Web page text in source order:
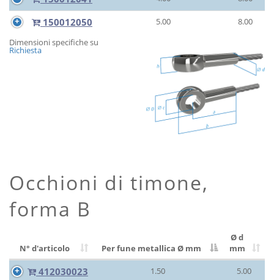
150012050 5.00
8.00
Dimensioni specifiche su
Richiesta
Occhioni di timone,
forma B
N° d'articolo Per fune metallica Ø mm
Ø d
mm
412030023 1.50 5.00